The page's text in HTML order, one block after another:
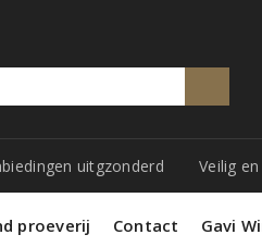
uitgzonderd Veilig
proeverij Contact Gavi